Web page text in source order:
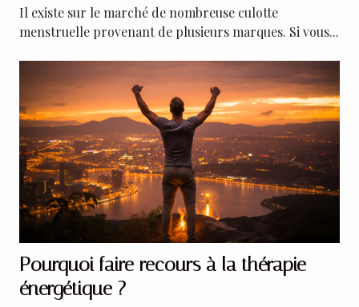
Il existe sur le marché de nombreuse culotte
menstruelle provenant de plusieurs marques. Si vous...
Pourquoi faire recours à la thérapie
énergétique ?